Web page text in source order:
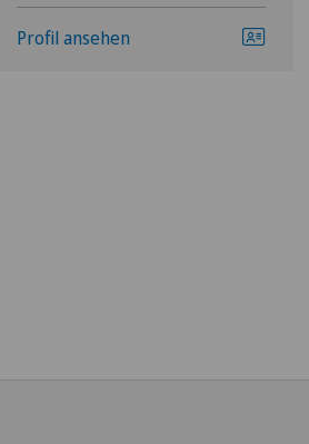
Profil ansehen